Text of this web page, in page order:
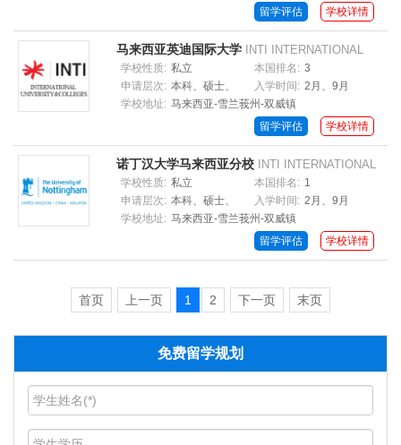
留学评估
学校详情
马来西亚英迪国际大学
INTI INTERNATIONAL
UNIVERSITY
学校性质: 私立 本国排名: 3
申请层次: 本科、硕士、
博士
入学时间: 2月、9月
学校地址: 马来西亚-雪兰莪州-双威镇
留学评估
学校详情
诺丁汉大学马来西亚分校
INTI INTERNATIONAL
UNIVERSITY
学校性质: 私立 本国排名: 1
申请层次: 本科、硕士、
博士
入学时间: 2月、9月
学校地址: 马来西亚-雪兰莪州-双威镇
留学评估
学校详情
首页 上一页 1 2 下一页 末页
免费留学规划